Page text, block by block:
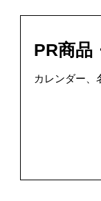
PR商品
カレンダー、